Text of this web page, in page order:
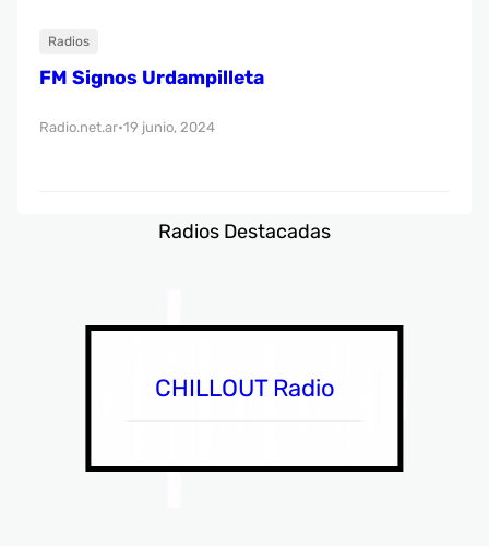
Radios
FM Signos Urdampilleta
Radio.net.ar•19 junio, 2024
Radios Destacadas
CHILLOUT Radio